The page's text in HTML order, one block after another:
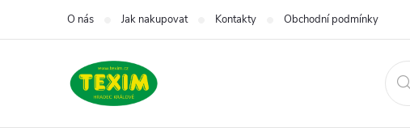
O nás Jak nakupovat Kontakty Obchodní podmínky